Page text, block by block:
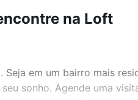
na Loft
em um bairro mais
sonho. Agende uma